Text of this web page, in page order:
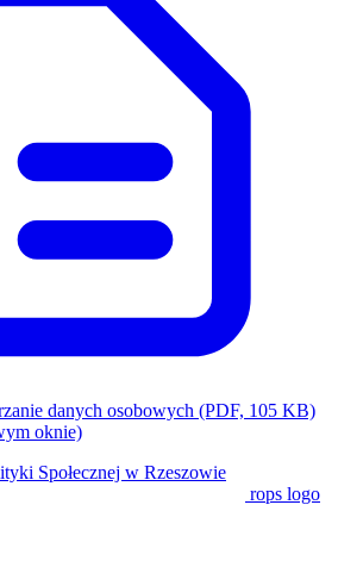
danych osobowych (PDF, 105 KB)
oknie)
Społecznej w Rzeszowie
rops logo